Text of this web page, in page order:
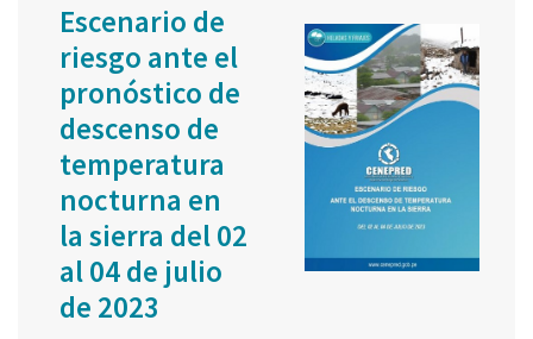
Escenario de
riesgo ante el
pronóstico de
descenso de
temperatura
nocturna en
la sierra del 02
al 04 de julio
de 2023